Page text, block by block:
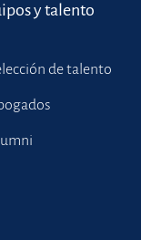
y talento
de talento